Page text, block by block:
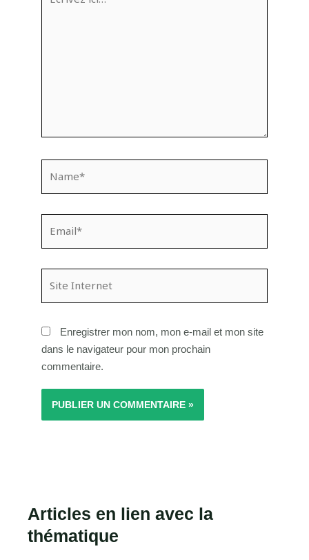
Enregistrer mon nom, mon e-mail et mon site
dans le navigateur pour mon prochain
commentaire.
Articles en lien avec la
thématique